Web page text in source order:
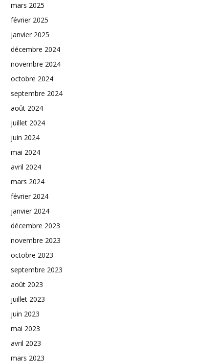
mars 2025
février 2025
janvier 2025
décembre 2024
novembre 2024
octobre 2024
septembre 2024
août 2024
juillet 2024
juin 2024
mai 2024
avril 2024
mars 2024
février 2024
janvier 2024
décembre 2023
novembre 2023
octobre 2023
septembre 2023
août 2023
juillet 2023
juin 2023
mai 2023
avril 2023
mars 2023